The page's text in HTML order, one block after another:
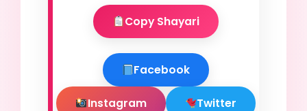
Copy Shayari
Facebook
Instagram Twitter